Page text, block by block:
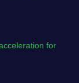
for